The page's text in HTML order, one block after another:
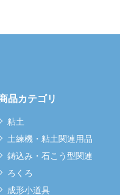
品カテゴリ
粘土
土練機・粘土関連用品
鋳込み・石こう型関連
ろくろ
成形小道具